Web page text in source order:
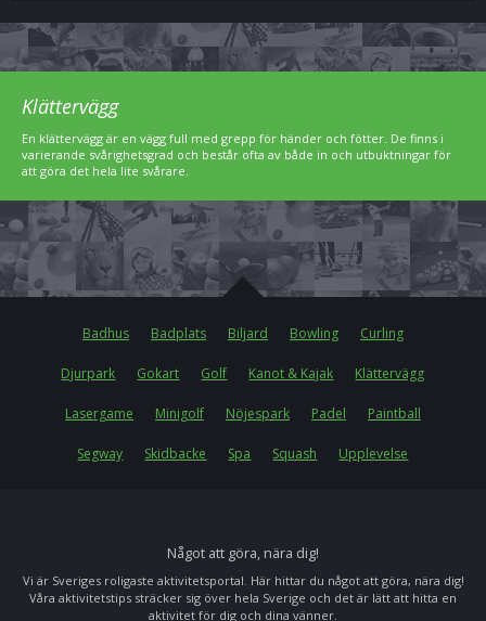
Klättervägg
En klättervägg är en vägg full med grepp för händer och fötter. De finns i
varierande svårighetsgrad och består ofta av både in och utbuktningar för
att göra det hela lite svårare.
Badhus Badplats Biljard Bowling Curling
Djurpark Gokart Golf Kanot & Kajak Klättervägg
Lasergame Minigolf Nöjespark Padel Paintball
Segway Skidbacke Spa Squash Upplevelse
Något att göra, nära dig!
Vi är Sveriges roligaste aktivitetsportal. Här hittar du något att göra, nära dig!
Våra aktivitetstips sträcker sig över hela Sverige och det är lätt att hitta en
aktivitet för dig och dina vänner.